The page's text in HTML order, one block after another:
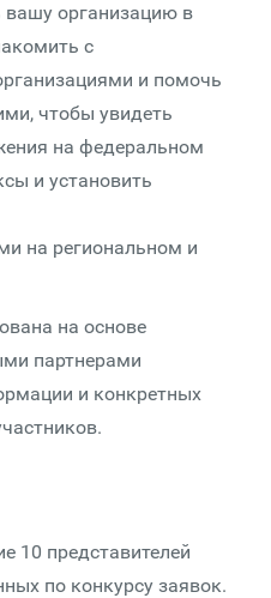
вашу организацию в
с
и помочь
чтобы увидеть
на федеральном
и установить
на региональном и
на основе
партнерами
и конкретных
10 представителей
по конкурсу заявок.